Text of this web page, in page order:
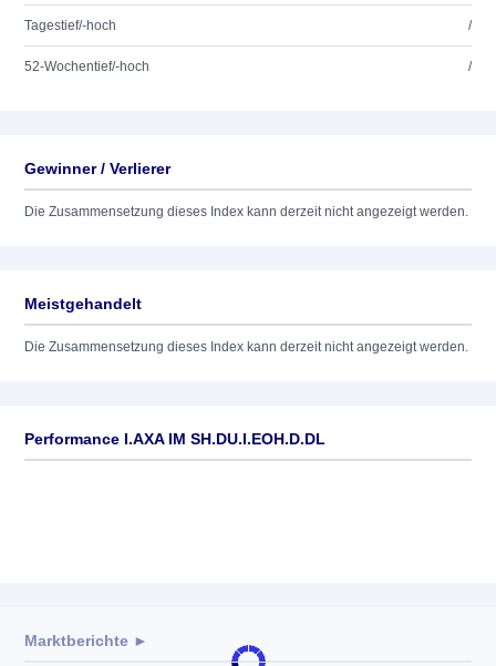
Tagestief/-hoch /
52-Wochentief/-hoch /
Gewinner / Verlierer
Die Zusammensetzung dieses Index kann derzeit nicht angezeigt werden.
Meistgehandelt
Die Zusammensetzung dieses Index kann derzeit nicht angezeigt werden.
Performance I.AXA IM SH.DU.I.EOH.D.DL
Marktberichte ►